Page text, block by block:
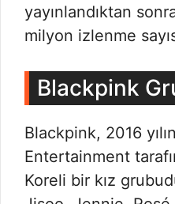
yayınlandıktan
milyon izlenme
Blackpink
Blackpink, 2016
Entertainment
Koreli bir kız